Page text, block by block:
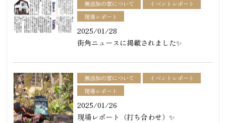
無添加の家について
イベントレポート
現場レポート
2025/01/28
街角ニュースに掲載されました✨
無添加の家について
イベントレポート
現場レポート
2025/01/26
現場レポート（打ち合わせ）✨